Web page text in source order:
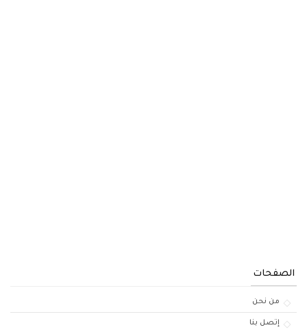
الصفحات
من نحن
إتصل بنا